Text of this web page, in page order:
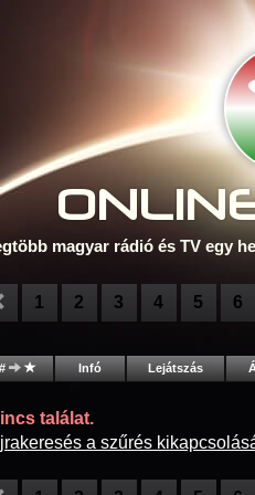
magyar rádió és TV egy
1 2 3 4 5 6
# Infó Lejátszás
találat.
a szűrés